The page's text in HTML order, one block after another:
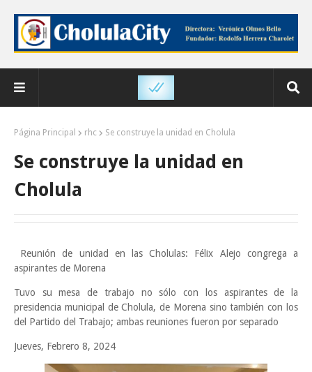
Página Principal rhc Se construye la unidad en Cholula
Se construye la unidad en
Cholula
Reunión de unidad en las Cholulas: Félix Alejo congrega a
aspirantes de Morena
Tuvo su mesa de trabajo no sólo con los aspirantes de la
presidencia municipal de Cholula, de Morena sino también con los
del Partido del Trabajo; ambas reuniones fueron por separado
Jueves, Febrero 8, 2024